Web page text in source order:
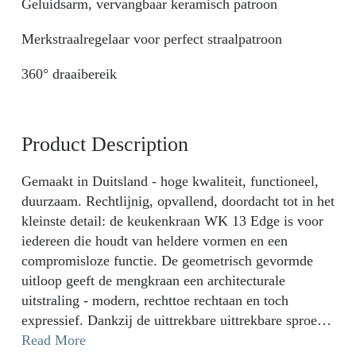
Product Description
Gemaakt in Duitsland - hoge kwaliteit, functioneel,
duurzaam. Rechtlijnig, opvallend, doordacht tot in het
kleinste detail: de keukenkraan WK 13 Edge is voor
iedereen die houdt van heldere vormen en een
compromisloze functie. De geometrisch gevormde
uitloop geeft de mengkraan een architecturale
uitstraling - modern, rechttoe rechtaan en toch
expressief. Dankzij de uittrekbare uittrekbare sproeier
met twee straalsoorten en een draaibereik van 360°
Read More
Geluidsarm, vervangbaar keramisch patroon
Merkstraalregelaar voor perfect straalpatroon
360° draaibereik